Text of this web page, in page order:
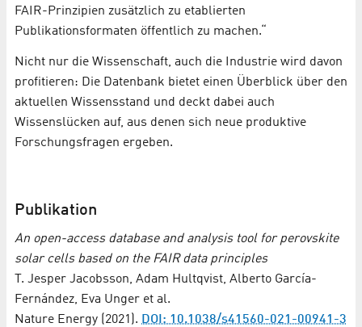
FAIR-Prinzipien zusätzlich zu etablierten
Publikationsformaten öffentlich zu machen.“
Nicht nur die Wissenschaft, auch die Industrie wird davon
profitieren: Die Datenbank bietet einen Überblick über den
aktuellen Wissensstand und deckt dabei auch
Wissenslücken auf, aus denen sich neue produktive
Forschungsfragen ergeben.
Publikation
An open-access database and analysis tool for perovskite
solar cells based on the FAIR data principles
T. Jesper Jacobsson, Adam Hultqvist, Alberto García-
Fernández, Eva Unger et al.
Nature Energy (2021). DOI: 10.1038/s41560-021-00941-3